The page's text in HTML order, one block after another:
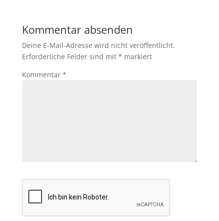
Kommentar absenden
Deine E-Mail-Adresse wird nicht veröffentlicht.
Erforderliche Felder sind mit * markiert
Kommentar *